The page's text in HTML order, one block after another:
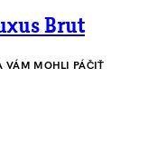
Brut
VÁM MOHLI PÁČIŤ